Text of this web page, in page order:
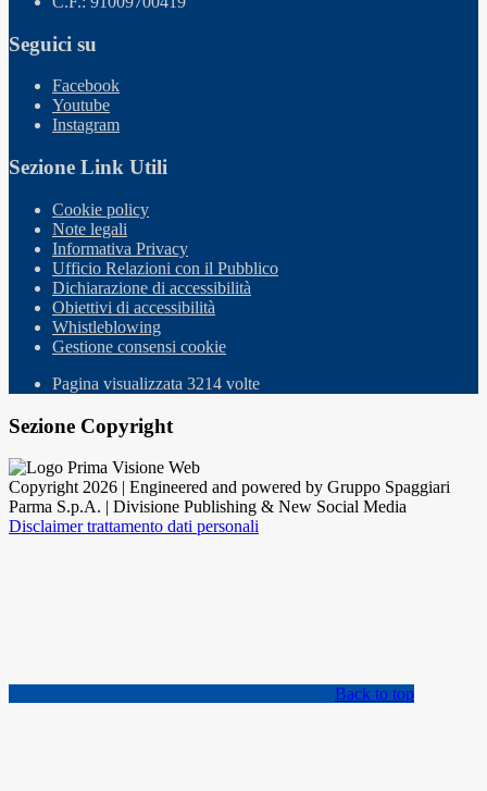
Seguici su
Facebook
Youtube
Instagram
Sezione Link Utili
Cookie policy
Note legali
Informativa Privacy
Ufficio Relazioni con il Pubblico
Dichiarazione di accessibilità
Obiettivi di accessibilità
Whistleblowing
Gestione consensi cookie
Pagina visualizzata 3214 volte
Sezione Copyright
Copyright 2026 | Engineered and powered by Gruppo Spaggiari
Parma S.p.A. | Divisione Publishing & New Social Media
Disclaimer trattamento dati personali
Back to top